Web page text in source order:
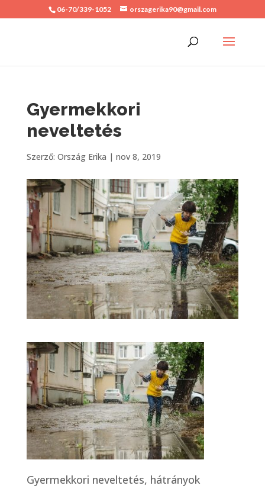
06-70/339-1052 orszagerika90@gmail.com
Gyermekkori
neveltetés
Szerző: Ország Erika | nov 8, 2019
Gyermekkori neveltetés, hátrányok